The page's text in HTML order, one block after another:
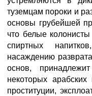
туземцам пороки и
основы грубейшей
что белые
спиртных
насаждению
основ,
некоторых арабских
проституции,